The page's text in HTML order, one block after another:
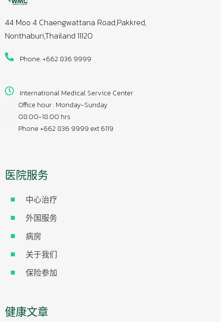
44 Moo 4 Chaengwattana Road,Pakkred,
Nonthaburi,Thailand 11120
Phone: +662 836 9999
International Medical Service Center
Office hour : Monday-Sunday
08.00-18.00 hrs
Phone +662 836 9999 ext 6119
医院服务
中心治疗
外国服务
病房
关于我们
保险参加
健康文章